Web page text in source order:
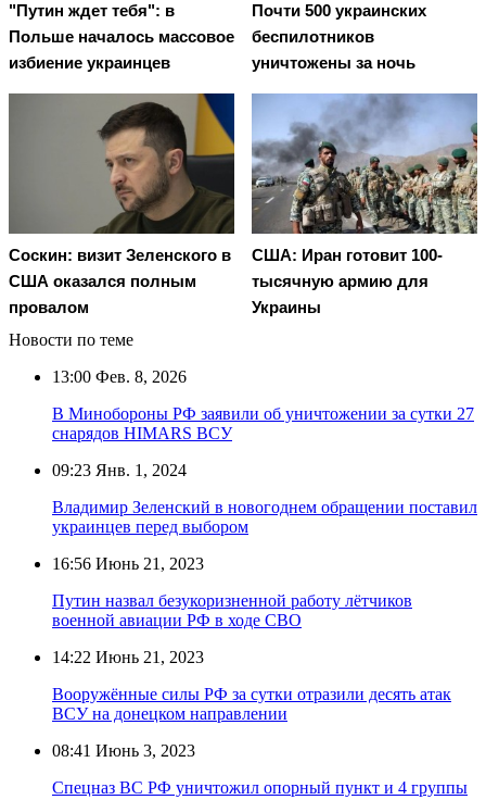
"Путин ждет тебя": в
Польше началось массовое
избиение украинцев
Почти 500 украинских
беспилотников
уничтожены за ночь
Соскин: визит Зеленского в
США оказался полным
провалом
США: Иран готовит 100-
тысячную армию для
Украины
Новости по теме
13:00 Фев. 8, 2026
В Минобороны РФ заявили об уничтожении за сутки 27
снарядов HIMARS ВСУ
09:23 Янв. 1, 2024
Владимир Зеленский в новогоднем обращении поставил
украинцев перед выбором
16:56 Июнь 21, 2023
Путин назвал безукоризненной работу лётчиков
военной авиации РФ в ходе СВО
14:22 Июнь 21, 2023
Вооружённые силы РФ за сутки отразили десять атак
ВСУ на донецком направлении
08:41 Июнь 3, 2023
Спецназ ВС РФ уничтожил опорный пункт и 4 группы